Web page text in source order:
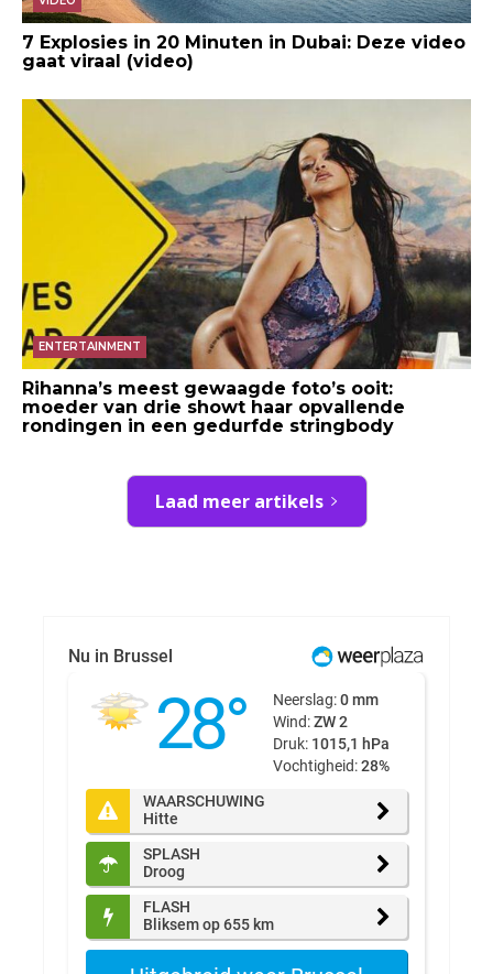
7 Explosies in 20 Minuten in Dubai: Deze video
gaat viraal (video)
ENTERTAINMENT
Rihanna’s meest gewaagde foto’s ooit:
moeder van drie showt haar opvallende
rondingen in een gedurfde stringbody
Laad meer artikels